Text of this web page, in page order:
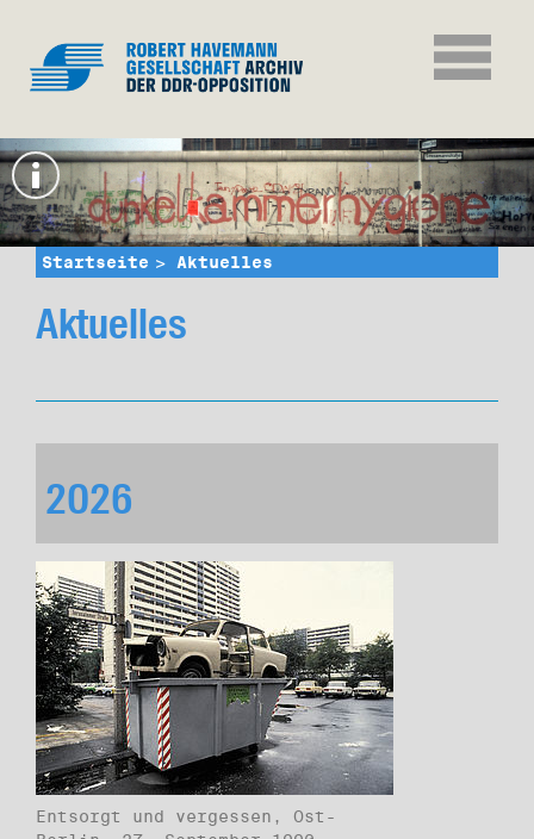
Startseite Aktuelles
Aktuelles
2026
Entsorgt und vergessen, Ost-